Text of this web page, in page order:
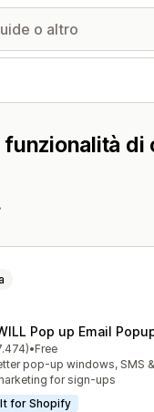
funzionalità
Pop up Email
su 5
totali
•Free
pop-up windows, SMS &
for sign-ups
for Shopify